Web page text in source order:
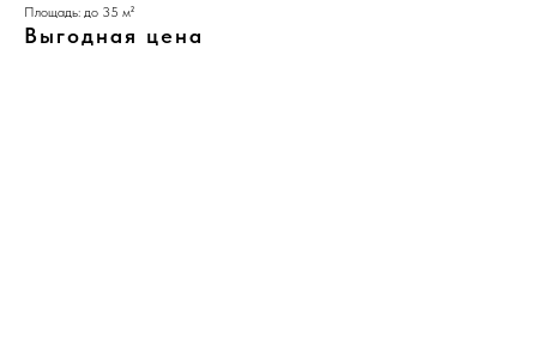
Площадь: до 35 м²
Выгодная цена